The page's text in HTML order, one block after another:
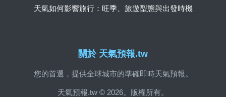
關於 天氣預報.tw
您的首選，提供全球城市的準確即時天氣預報。
天氣預報.tw © 2026。版權所有。
天氣如何影響旅行：旺季、旅遊型態與出發時機